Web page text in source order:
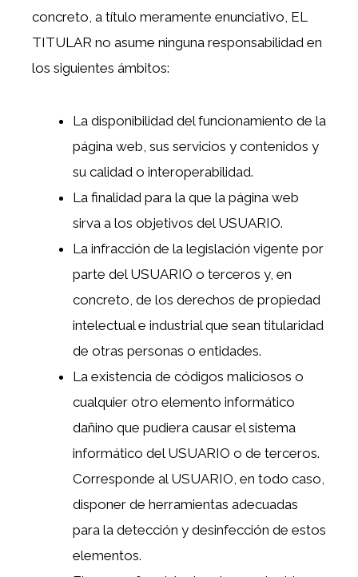
concreto, a título meramente enunciativo, EL
TITULAR no asume ninguna responsabilidad en
los siguientes ámbitos:
La disponibilidad del funcionamiento de la
página web, sus servicios y contenidos y
su calidad o interoperabilidad.
La finalidad para la que la página web
sirva a los objetivos del USUARIO.
La infracción de la legislación vigente por
parte del USUARIO o terceros y, en
concreto, de los derechos de propiedad
intelectual e industrial que sean titularidad
de otras personas o entidades.
La existencia de códigos maliciosos o
cualquier otro elemento informático
dañino que pudiera causar el sistema
informático del USUARIO o de terceros.
Corresponde al USUARIO, en todo caso,
disponer de herramientas adecuadas
para la detección y desinfección de estos
elementos.